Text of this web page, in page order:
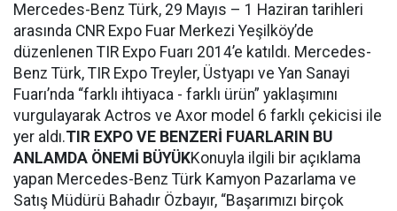
Mercedes-Benz Türk, 29 Mayıs – 1 Haziran tarihleri
arasında CNR Expo Fuar Merkezi Yeşilköy’de
düzenlenen TIR Expo Fuarı 2014’e katıldı. Mercedes-
Benz Türk, TIR Expo Treyler, Üstyapı ve Yan Sanayi
Fuarı’nda “farklı ihtiyaca - farklı ürün” yaklaşımını
vurgulayarak Actros ve Axor model 6 farklı çekicisi ile
yer aldı.TIR EXPO VE BENZERİ FUARLARIN BU
ANLAMDA ÖNEMİ BÜYÜKKonuyla ilgili bir açıklama
yapan Mercedes-Benz Türk Kamyon Pazarlama ve
Satış Müdürü Bahadır Özbayır, “Başarımızı birçok